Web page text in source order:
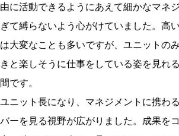
由に活動できるようにあえて細かなマネ
ぎて縛らないよう心がけていました。高
は大変なことも多いですが、ユニットの
きと楽しそうに仕事をしている姿を見れ
間です。
ユニット長になり、マネジメントに携わ
バーを見る視野が広がりました。成果を